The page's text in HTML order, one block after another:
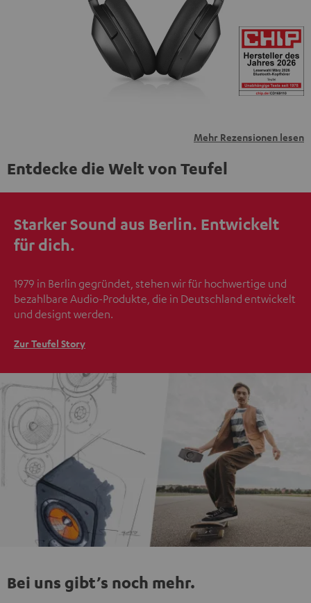
übermittelt werden.
Weitere Informationen sind in der
Datenschutzerklärung unter I zu finden.
Mehr Rezensionen lesen
Entdecke die Welt von Teufel
Starker Sound aus Berlin. Entwickelt
für dich.
1979 in Berlin gegründet, stehen wir für hochwertige und
bezahlbare Audio-Produkte, die in Deutschland entwickelt
und designt werden.
Zur Teufel Story
Bei uns gibt’s noch mehr.